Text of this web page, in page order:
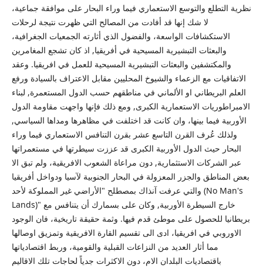
نظرية التطلع والتوسع الاستعماري فيما وراء البحار على موافقة جماعية،
لا شك إنها قد أفادت من المصالح التي ظهرت نتيجة لرحلات
الاستكشافات الواسعة، والفضول الذي أثارته الجمعيات الجغرافية،
والبعثات التبشيرية المسيحية في أفريقيا, اذ كان تشجع المغامرين
والمكتشفين والبعثات التبشيرية المسيحية للعمل في افريقيا. وعقد
الاتفاقيات مع الزعماء والشيوخ المحليين مقابل الاعتراف بالسيادة ورفع
العلم البريطاني او الألماني في مناطقهم حسب الدول المستعمرة, لبناء
الامبراطوريات الاستعمارية الكبرى, ومع ذلك فإنها واجهت مقاومة الدول
الأوربية فيما بينها، وان كانت قد اختلفت في مظاهرها ومداها السياسي,
ولذلك عُرف القرن التاسع عشر بقرن التنافس الاستعماري فيما وراء
البحار حيث الدول الأوربية الكبرى قد عززت سيطرتها في مستعمراتها
عبر الشركات الاستثمارية, دون مراعاة الشعوب الافريقية، ولم تبق الا
بعض المناطق والجزر المعزولة في البحار الجنوبية لآسيا ودواخل أفريقيا
والتي عرفت آنذاك بمصطلح "الأراضي غير المملوكة لأحد (No Man's
Lands)" خارج السيطرة الأوربية, وكان على بسمارك أن يتنافس مع
بريطانيا للحصول على موطئ قدم فيها. وثمة حقيقة تاريخية، فان الوجود
الاوروبي في افريقيا، ادى الى تقسيم القارة الافريقية وتمزيق اوصالها
مما أثار العديد من النزاعات القبلية والقومية، وربط اقتصادياتها
باقتصاديات البلدان الام، دون الاكثرات جدياً لحاجات تلك الاقاليم